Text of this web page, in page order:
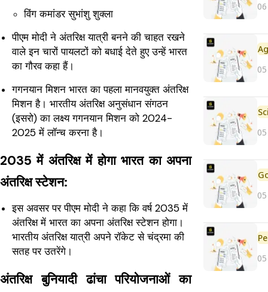
विंग कमांडर सुभांशु शुक्ला
पीएम मोदी ने अंतरिक्ष यात्री बनने की चाहत रखने
वाले इन चारों पायलटों को बधाई देते हुए उन्हें भारत
का गौरव कहा हैं।
गगनयान मिशन भारत का पहला मानवयुक्त अंतरिक्ष
मिशन है। भारतीय अंतरिक्ष अनुसंधान संगठन
(इसरो) का लक्ष्य गगनयान मिशन को 2024-
2025 में लॉन्च करना है।
2035 में अंतरिक्ष में होगा भारत का अपना
अंतरिक्ष स्टेशन:
इस अवसर पर पीएम मोदी ने कहा कि वर्ष 2035 में
अंतरिक्ष में भारत का अपना अंतरिक्ष स्टेशन होगा।
भारतीय अंतरिक्ष यात्री अपने रॉकेट से चंद्रमा की
सतह पर उतरेंगे।
अंतरिक्ष बुनियादी ढांचा परियोजनाओं का